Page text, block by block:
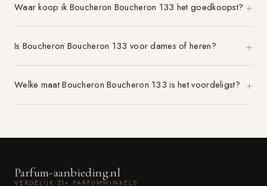
Waar koop ik Boucheron Boucheron 133 het goedkoopst?
Is Boucheron Boucheron 133 voor dames of heren?
Welke maat Boucheron Boucheron 133 is het voordeligst?
Parfum-aanbieding.nl
VERGELIJK 21+ PARFUMWINKELS